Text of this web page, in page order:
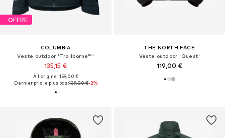
OFFRE
COLUMBIA
Veste outdoor 'Trailborne™'
135,15 €
À l'origine : 159,00 €
Dernier prix le plus bas :139,00 €-2%
THE NORTH FACE
Veste outdoor 'Quest'
119,00 €